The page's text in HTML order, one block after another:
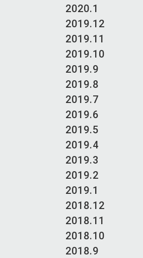
2020.1
2019.12
2019.11
2019.10
2019.9
2019.8
2019.7
2019.6
2019.5
2019.4
2019.3
2019.2
2019.1
2018.12
2018.11
2018.10
2018.9